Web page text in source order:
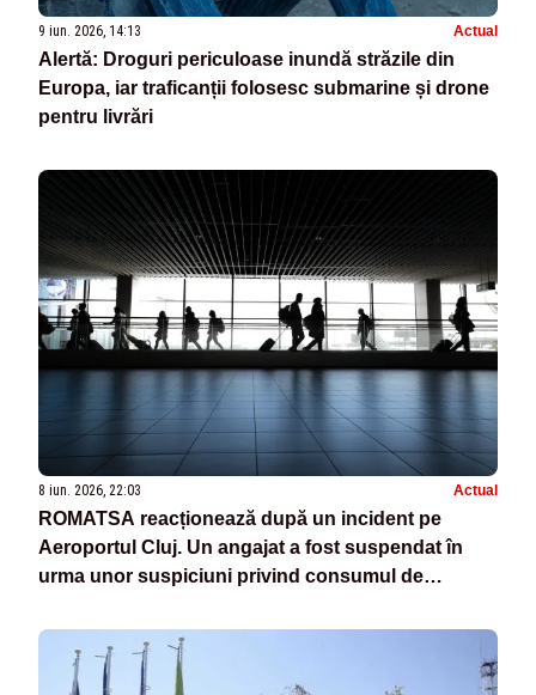
9 iun. 2026, 14:13 Actual
Alertă: Droguri periculoase inundă străzile din
Europa, iar traficanții folosesc submarine și drone
pentru livrări
8 iun. 2026, 22:03 Actual
ROMATSA reacționează după un incident pe
Aeroportul Cluj. Un angajat a fost suspendat în
urma unor suspiciuni privind consumul de